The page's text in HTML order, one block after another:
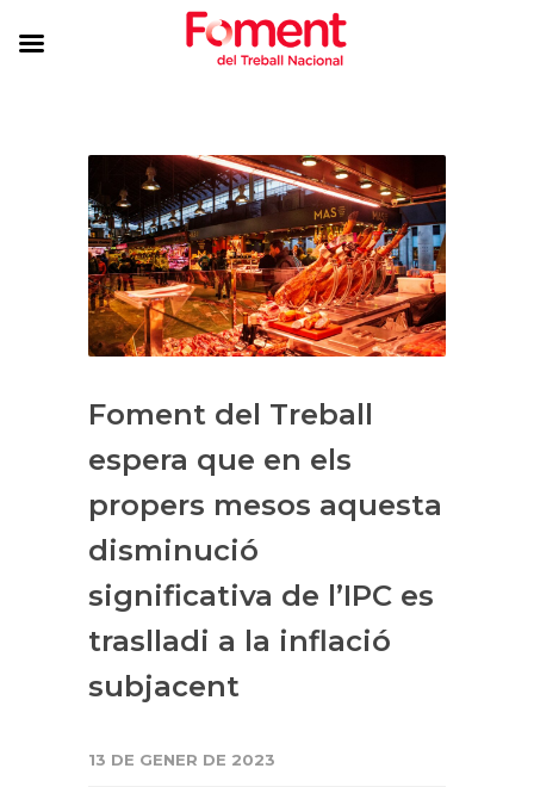
Foment del Treball
espera que en els
propers mesos aquesta
disminució
significativa de l’IPC es
traslladi a la inflació
subjacent
13 DE GENER DE 2023